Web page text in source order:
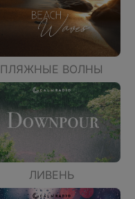
ПЛЯЖНЫЕ ВОЛНЫ
ЛИВЕНЬ